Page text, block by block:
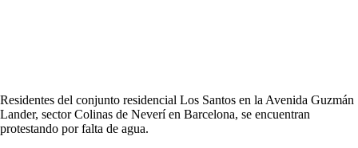
Residentes del conjunto residencial Los Santos en la Avenida Guzmán
Lander, sector Colinas de Neverí en Barcelona, se encuentran
protestando por falta de agua.